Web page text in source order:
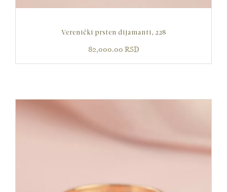
Verenički prsten dijamanti, 228
82,000.00 RSD